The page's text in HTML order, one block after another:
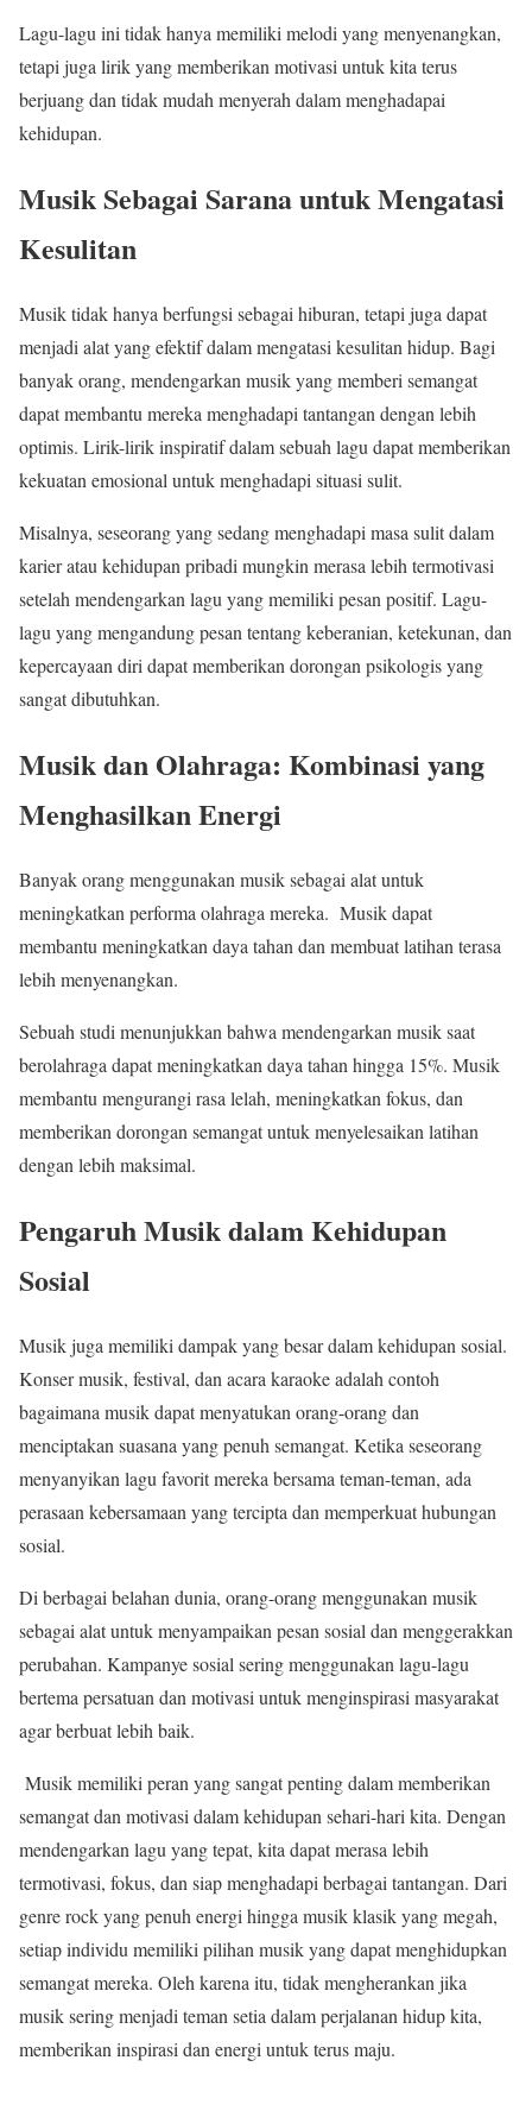
Lagu-lagu ini tidak hanya memiliki melodi yang menyenangkan,
tetapi juga lirik yang memberikan motivasi untuk kita terus
berjuang dan tidak mudah menyerah dalam menghadapai
kehidupan.
Musik Sebagai Sarana untuk Mengatasi
Kesulitan
Musik tidak hanya berfungsi sebagai hiburan, tetapi juga dapat
menjadi alat yang efektif dalam mengatasi kesulitan hidup. Bagi
banyak orang, mendengarkan musik yang memberi semangat
dapat membantu mereka menghadapi tantangan dengan lebih
optimis. Lirik-lirik inspiratif dalam sebuah lagu dapat memberikan
kekuatan emosional untuk menghadapi situasi sulit.
Misalnya, seseorang yang sedang menghadapi masa sulit dalam
karier atau kehidupan pribadi mungkin merasa lebih termotivasi
setelah mendengarkan lagu yang memiliki pesan positif. Lagu-
lagu yang mengandung pesan tentang keberanian, ketekunan, dan
kepercayaan diri dapat memberikan dorongan psikologis yang
sangat dibutuhkan.
Musik dan Olahraga: Kombinasi yang
Menghasilkan Energi
Banyak orang menggunakan musik sebagai alat untuk
meningkatkan performa olahraga mereka. Musik dapat
membantu meningkatkan daya tahan dan membuat latihan terasa
lebih menyenangkan.
Sebuah studi menunjukkan bahwa mendengarkan musik saat
berolahraga dapat meningkatkan daya tahan hingga 15%. Musik
membantu mengurangi rasa lelah, meningkatkan fokus, dan
memberikan dorongan semangat untuk menyelesaikan latihan
dengan lebih maksimal.
Pengaruh Musik dalam Kehidupan
Sosial
Musik juga memiliki dampak yang besar dalam kehidupan sosial.
Konser musik, festival, dan acara karaoke adalah contoh
bagaimana musik dapat menyatukan orang-orang dan
menciptakan suasana yang penuh semangat. Ketika seseorang
menyanyikan lagu favorit mereka bersama teman-teman, ada
perasaan kebersamaan yang tercipta dan memperkuat hubungan
sosial.
Di berbagai belahan dunia, orang-orang menggunakan musik
sebagai alat untuk menyampaikan pesan sosial dan menggerakkan
perubahan. Kampanye sosial sering menggunakan lagu-lagu
bertema persatuan dan motivasi untuk menginspirasi masyarakat
agar berbuat lebih baik.
Musik memiliki peran yang sangat penting dalam memberikan
semangat dan motivasi dalam kehidupan sehari-hari kita. Dengan
mendengarkan lagu yang tepat, kita dapat merasa lebih
termotivasi, fokus, dan siap menghadapi berbagai tantangan. Dari
genre rock yang penuh energi hingga musik klasik yang megah,
setiap individu memiliki pilihan musik yang dapat menghidupkan
semangat mereka. Oleh karena itu, tidak mengherankan jika
musik sering menjadi teman setia dalam perjalanan hidup kita,
memberikan inspirasi dan energi untuk terus maju.